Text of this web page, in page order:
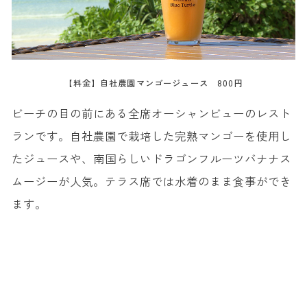
【料金】自社農園マンゴージュース 800円
ビーチの目の前にある全席オーシャンビューのレスト
ランです。自社農園で栽培した完熟マンゴーを使用し
たジュースや、南国らしいドラゴンフルーツバナナス
ムージーが人気。テラス席では水着のまま食事ができ
ます。